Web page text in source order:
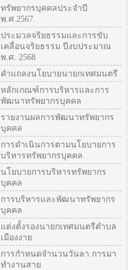
ทรัพยากรบุคคลประจำปี
พ.ศ.2567
ประมวลจริยธรรมและการขับ
เคลื่อนจริยธรรม ปีงบประมาณ
พ.ศ. 2568
คำแถลงนโยบายนายกเทศมนตรี
หลักเกณฑ์การบริหารและการ
พัฒนาทรัพยากรบุคคล
รายงานผลการพัฒนาทรัพยากร
บุคคล
การดำเนินการตามนโยบายการ
บริหารทรัพยากรบุคคล
นโยบายการบริหารทรัพยากร
บุคคล
การบริหารและพัฒนาทรัพยากร
บุคคล
แต่งตั้งรองนายกเทศมนตรีตำบล
เมืองงาย
การกำหนดจำนวนวันลา การมา
ทำงานสาย